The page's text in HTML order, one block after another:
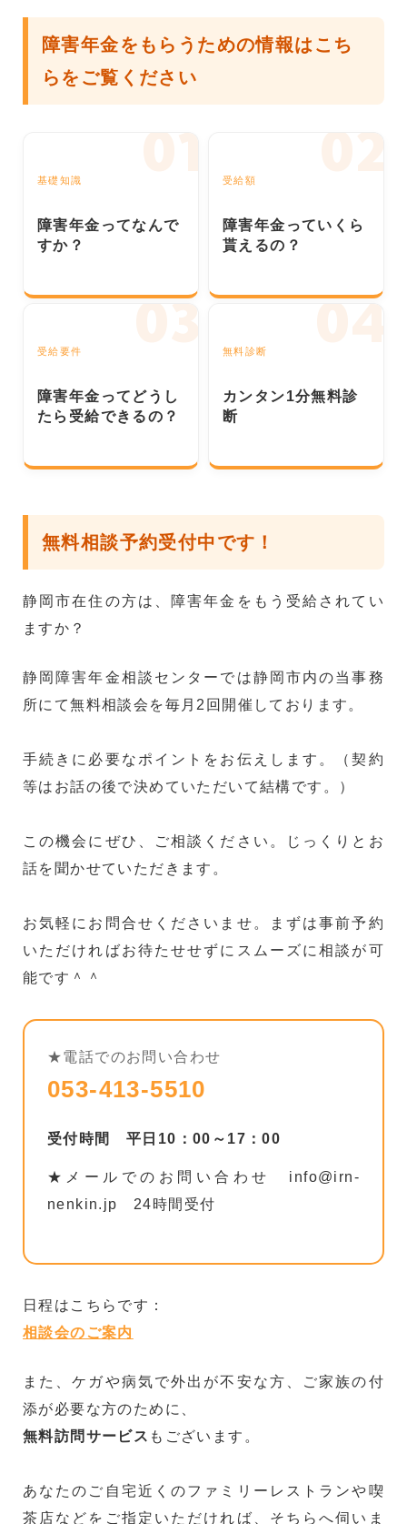
障害年金をもらうための情報はこち
らをご覧ください
基礎知識
障害年金ってなんで
すか？
受給額
障害年金っていくら
貰えるの？
受給要件
障害年金ってどうし
たら受給できるの？
無料診断
カンタン1分無料診
断
無料相談予約受付中です！
静岡市在住の方は、障害年金をもう受給されてい
ますか？
静岡障害年金相談センターでは静岡市内の当事務
所にて無料相談会を毎月2回開催しております。
手続きに必要なポイントをお伝えします。（契約
等はお話の後で決めていただいて結構です。）
この機会にぜひ、ご相談ください。じっくりとお
話を聞かせていただきます。
お気軽にお問合せくださいませ。まずは事前予約
いただければお待たせせずにスムーズに相談が可
能です＾＾
★電話でのお問い合わせ
053-413-5510
受付時間 平日10：00～17：00
★メールでのお問い合わせ info@irn-
nenkin.jp 24時間受付
日程はこちらです：
相談会のご案内
また、ケガや病気で外出が不安な方、ご家族の付
添が必要な方のために、
無料訪問サービス もございます。
あなたのご自宅近くのファミリーレストランや喫
茶店などをご指定いただければ、そちらへ伺いま